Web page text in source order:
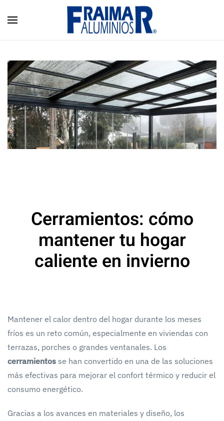
Skip to main content
Cerramientos: cómo
mantener tu hogar
caliente en invierno
Mantener el calor dentro del hogar durante los meses
fríos es un reto común, especialmente en viviendas con
terrazas, porches o grandes ventanales. Los
cerramientos se han convertido en una de las soluciones
más efectivas para mejorar el confort térmico y reducir el
consumo energético.
Gracias a los avances en materiales y diseño, los